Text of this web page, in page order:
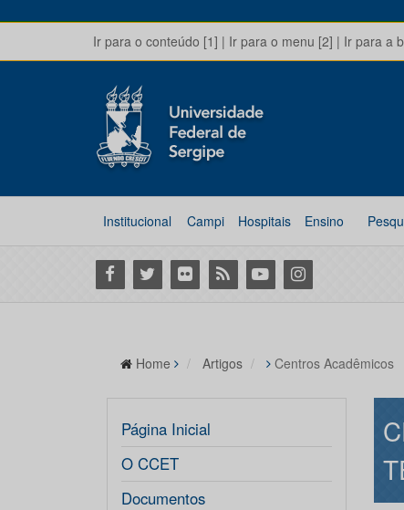
Ir para o conteúdo [1] | Ir para o menu [2] | Ir para a
Institucional Campi Hospitais Ensino
Facebook
Twitter Flickr RSS YoutubeInstagram
Home Artigos Centros Acadêmicos
Página Inicial
O CCET
Documentos